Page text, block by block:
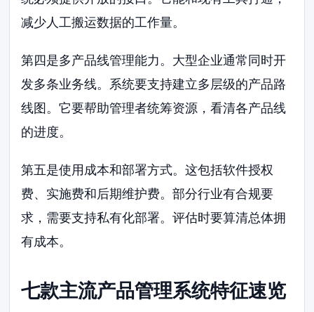
减少人工搬运数据的工作量。
第四是多产品线管理能力。大型企业通常同时开
发多条业务线。系统要支持建立多层级的产品路
线图。它要帮助管理者统筹资源，看清各产品线
的进度。
第五是使用成本和部署方式。这包括软件授权
费、实施费和后期维护费。部分行业有合规要
求，需要支持私有化部署。评估时要算清总体拥
有成本。
七款主流产品管理系统特征速览